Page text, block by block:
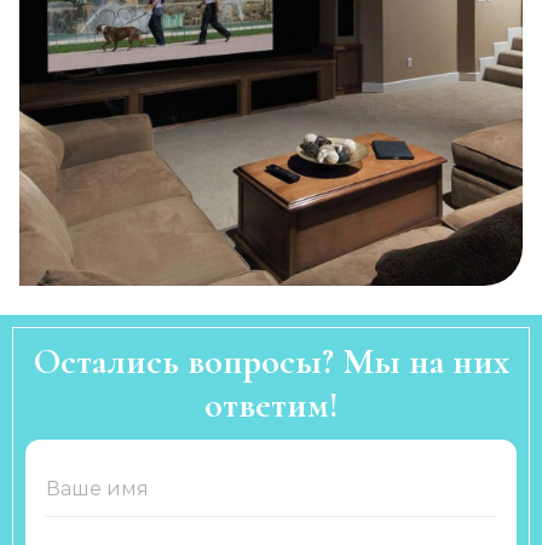
Остались вопросы? Мы на них
ответим!